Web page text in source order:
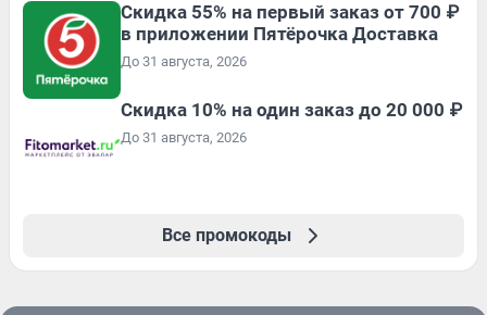
Скидка 55% на первый заказ от 700 ₽
в приложении Пятёрочка Доставка
До 31 августа, 2026
Скидка 10% на один заказ до 20 000 ₽
До 31 августа, 2026
Все промокоды